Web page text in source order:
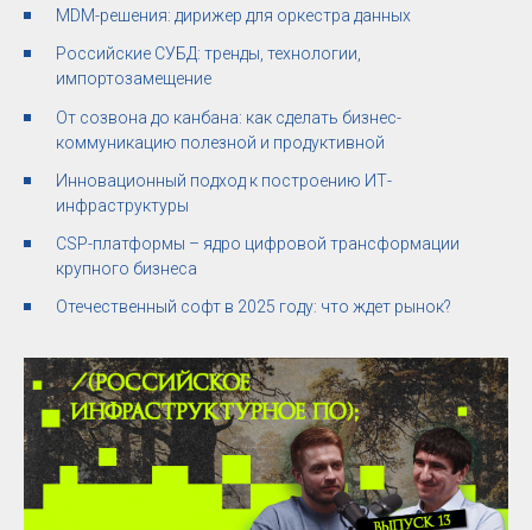
MDM-решения: дирижер для оркестра данных
Российские СУБД: тренды, технологии,
импортозамещение
От созвона до канбана: как сделать бизнес-
коммуникацию полезной и продуктивной
Инновационный подход к построению ИТ-
инфраструктуры
CSP-платформы – ядро цифровой трансформации
крупного бизнеса
Отечественный софт в 2025 году: что ждет рынок?